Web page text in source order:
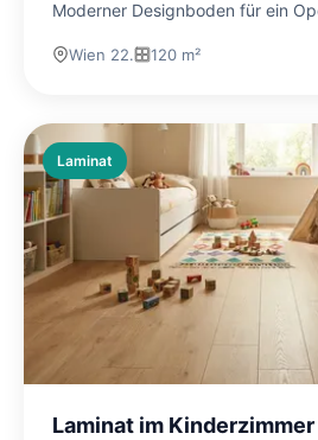
Moderner Designboden für ein
Wien 22. 120 m²
Laminat
Laminat im Kinderzimmer